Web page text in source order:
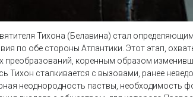
Тихона (Белавина) стал
по обе стороны Атлантики. Этот этап,
преобразований, коренным образом
Тихон сталкивается с вызовами, ранее
неоднородность паствы, необходимость